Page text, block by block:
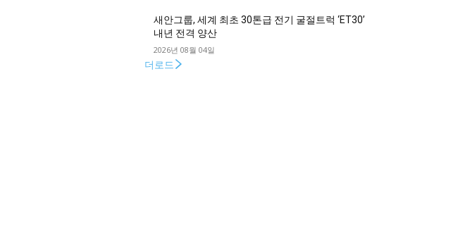
새안그룹, 세계 최초 30톤급 전기 굴절트럭 ‘ET30’
내년 전격 양산
2026년 08월 04일
더로드